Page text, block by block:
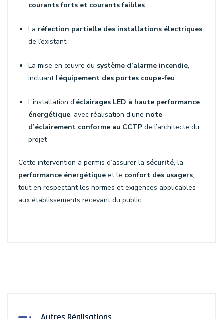
courants forts et courants faibles
La réfection partielle des installations électriques
de l’existant
La mise en œuvre du système d’alarme incendie,
incluant l’équipement des portes coupe-feu
L’installation d’éclairages LED à haute performance
énergétique, avec réalisation d’une note
d’éclairement conforme au CCTP de l’architecte du
projet
Cette intervention a permis d’assurer la sécurité, la
performance énergétique et le confort des usagers,
tout en respectant les normes et exigences applicables
aux établissements recevant du public.